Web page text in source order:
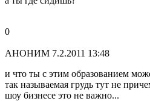
0
АНОНИМ 7.2.2011 13:48
и что ты с этим образованием
так называемая грудь тут не
шоу бизнесе это не важно...